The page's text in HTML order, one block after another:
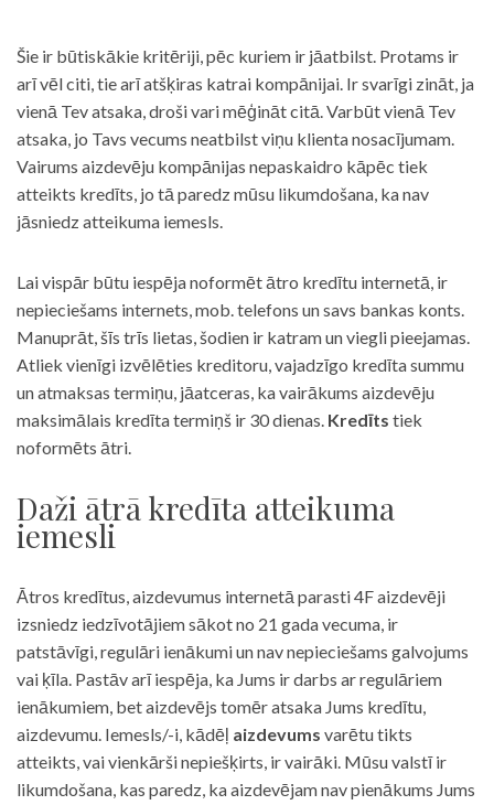
Šie ir būtiskākie kritēriji, pēc kuriem ir jāatbilst. Protams ir
arī vēl citi, tie arī atšķiras katrai kompānijai. Ir svarīgi zināt, ja
vienā Tev atsaka, droši vari mēģināt citā. Varbūt vienā Tev
atsaka, jo Tavs vecums neatbilst viņu klienta nosacījumam.
Vairums aizdevēju kompānijas nepaskaidro kāpēc tiek
atteikts kredīts, jo tā paredz mūsu likumdošana, ka nav
jāsniedz atteikuma iemesls.
Lai vispār būtu iespēja noformēt ātro kredītu internetā, ir
nepieciešams internets, mob. telefons un savs bankas konts.
Manuprāt, šīs trīs lietas, šodien ir katram un viegli pieejamas.
Atliek vienīgi izvēlēties kreditoru, vajadzīgo kredīta summu
un atmaksas termiņu, jāatceras, ka vairākums aizdevēju
maksimālais kredīta termiņš ir 30 dienas. Kredīts tiek
noformēts ātri.
Daži ātrā kredīta atteikuma
iemesli
Ātros kredītus, aizdevumus internetā parasti 4F aizdevēji
izsniedz iedzīvotājiem sākot no 21 gada vecuma, ir
patstāvīgi, regulāri ienākumi un nav nepieciešams galvojums
vai ķīla. Pastāv arī iespēja, ka Jums ir darbs ar regulāriem
ienākumiem, bet aizdevējs tomēr atsaka Jums kredītu,
aizdevumu. Iemesls/-i, kādēļ aizdevums varētu tikts
atteikts, vai vienkārši nepiešķirts, ir vairāki. Mūsu valstī ir
likumdošana, kas paredz, ka aizdevējam nav pienākums Jums